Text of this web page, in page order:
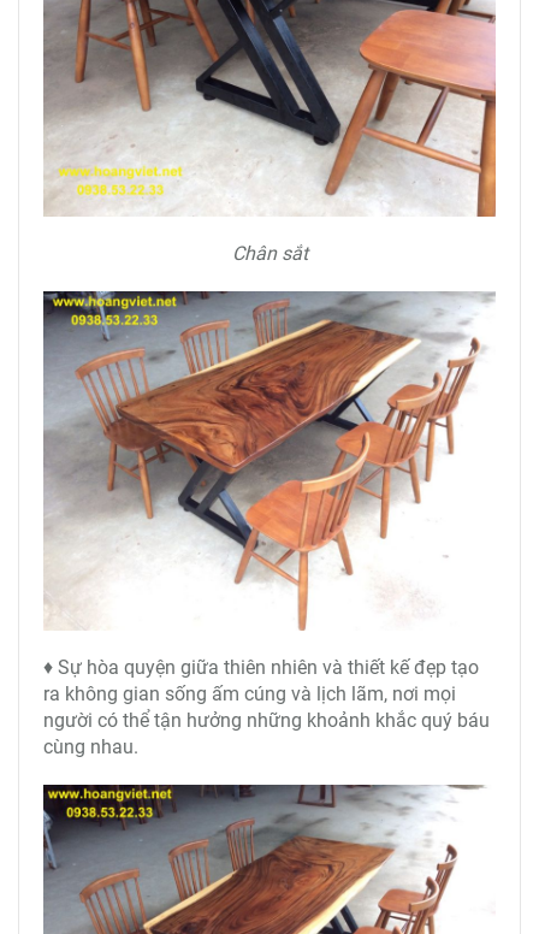
Chân sắt
♦ Sự hòa quyện giữa thiên nhiên và thiết kế đẹp tạo
ra không gian sống ấm cúng và lịch lãm, nơi mọi
người có thể tận hưởng những khoảnh khắc quý báu
cùng nhau.